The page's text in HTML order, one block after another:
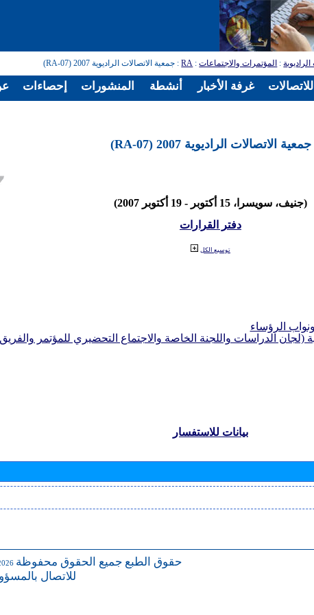
: المؤتمرات والاجتماعات:
RA: جمعية الاتصالات الراديوية 2007 (RA-07)
جمعية الاتصالات الراديوية 2007 (RA-07)
(جنيف، سويسرا، 15 أكتوبر - 19 أكتوبر 2007)
دفتر القرارات
توسيع الكل
الرؤساء
(لجان الدراسات واللجنة الخاصة والاجتماع التحضيري للمؤتمر
بيانات للاستفسار
حقوق الطبع جميع الحقوق محفوظة
للاتصال
إحصاءات المنشورات أنشطة غرفة الأخبار